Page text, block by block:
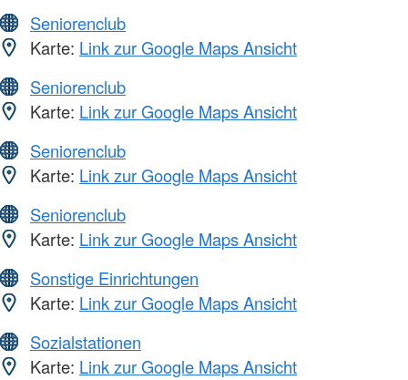
Seniorenclub
Karte: Link zur Google Maps Ansicht
Seniorenclub
Karte: Link zur Google Maps Ansicht
Seniorenclub
Karte: Link zur Google Maps Ansicht
Seniorenclub
Karte: Link zur Google Maps Ansicht
Sonstige Einrichtungen
Karte: Link zur Google Maps Ansicht
Sozialstationen
Karte: Link zur Google Maps Ansicht